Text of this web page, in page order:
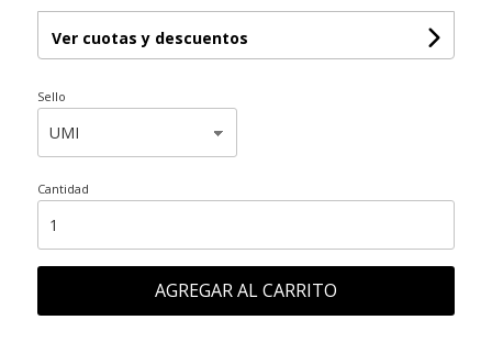
Ver cuotas y descuentos
Sello
Cantidad
AGREGAR AL CARRITO